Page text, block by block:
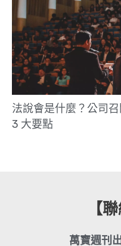
法說會是什麼？公司
3 大要點
【
萬寶週刊